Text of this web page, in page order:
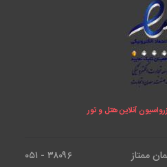
آنلاین هتل و تور
۳۸۰۹۶ - ۰۵۱